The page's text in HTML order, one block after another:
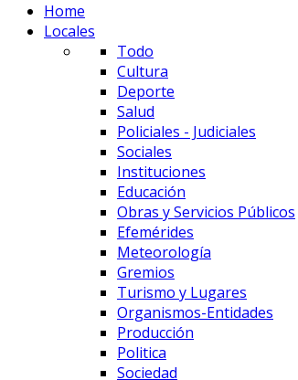
Home
Locales
Todo
Cultura
Deporte
Salud
Policiales - Judiciales
Sociales
Instituciones
Educación
Obras y Servicios Públicos
Efemérides
Meteorología
Gremios
Turismo y Lugares
Organismos-Entidades
Producción
Politica
Sociedad